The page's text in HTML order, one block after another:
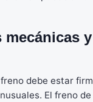
debe estar
El freno